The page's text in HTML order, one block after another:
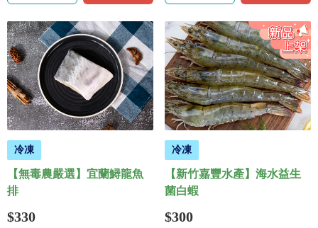
冷凍
【無毒農嚴選】宜蘭鱘龍魚
排
$330
冷凍
【新竹嘉豐水產】海水益生
菌白蝦
$300